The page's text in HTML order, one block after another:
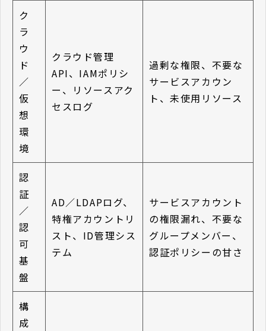
ク
ラ
ウ
ド
／
仮
想
環
境
クラウド管理
API、IAMポリシ
ー、リソースアク
セスログ
過剰な権限、不要な
サービスアカウン
ト、未使用リソース
認
証
／
認
可
基
盤
AD／LDAPログ、
特権アカウントリ
スト、ID管理シス
テム
サービスアカウント
の権限漏れ、不要な
グループメンバー、
認証ポリシーの甘さ
構
成